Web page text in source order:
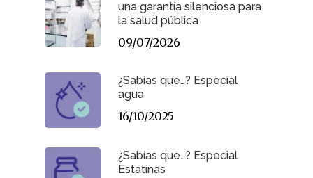
una garantía silenciosa para
la salud pública
09/07/2026
¿Sabías que…? Especial
agua
16/10/2025
¿Sabías que…? Especial
Estatinas